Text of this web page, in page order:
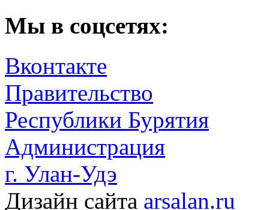
Мы в соцсетях:
Вконтакте
Правительство
Республики Бурятия
Администрация
г. Улан-Удэ
Дизайн сайта arsalan.ru